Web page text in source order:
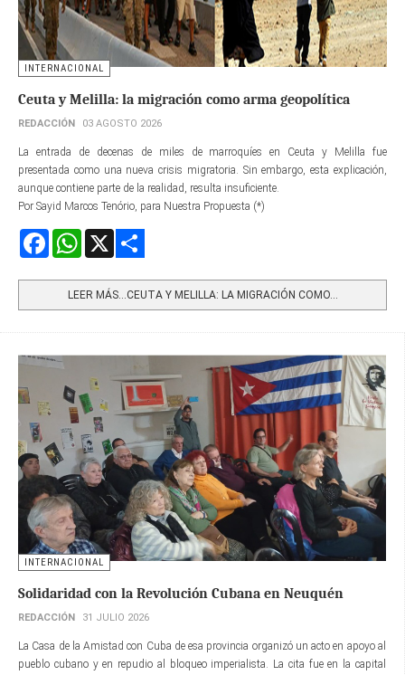
INTERNACIONAL
Ceuta y Melilla: la migración como arma geopolítica
REDACCIÓN 03 AGOSTO 2026
La entrada de decenas de miles de marroquíes en Ceuta y Melilla fue
presentada como una nueva crisis migratoria. Sin embargo, esta explicación,
aunque contiene parte de la realidad, resulta insuficiente.
Por Sayid Marcos Tenório, para Nuestra Propuesta (*)
FacebookWhatsApp
LEER MÁS…CEUTA Y MELILLA: LA MIGRACIÓN COMO...
INTERNACIONAL
Solidaridad con la Revolución Cubana en Neuquén
REDACCIÓN 31 JULIO 2026
La Casa de la Amistad con Cuba de esa provincia organizó un acto en apoyo al
pueblo cubano y en repudio al bloqueo imperialista. La cita fue en la capital